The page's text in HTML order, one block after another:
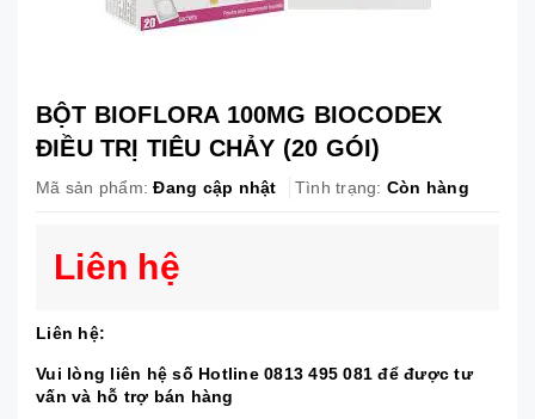
BỘT BIOFLORA 100MG BIOCODEX
ĐIỀU TRỊ TIÊU CHẢY (20 GÓI)
Mã sản phẩm: Đang cập nhật Tình trạng: Còn hàng
Liên hệ
Liên hệ:
Vui lòng liên hệ số Hotline 0813 495 081 để được tư
vấn và hỗ trợ bán hàng